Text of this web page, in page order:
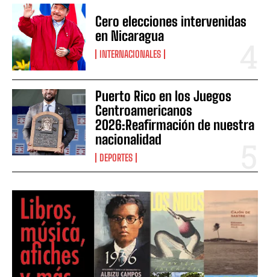
Cero elecciones intervenidas
en Nicaragua
INTERNACIONALES
Puerto Rico en los Juegos
Centroamericanos
2026:Reafirmación de nuestra
nacionalidad
DEPORTES